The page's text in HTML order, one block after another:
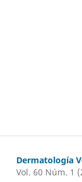
Dermatología
Vol. 60 Núm. 1